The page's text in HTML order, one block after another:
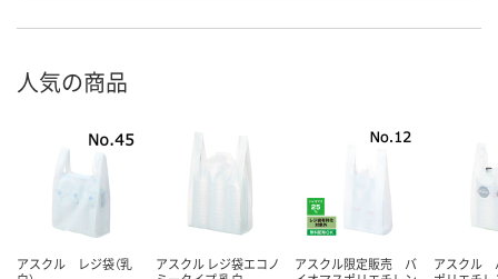
人気の商品
アスクル レジ袋（乳
アスクル レジ袋エコノ
アスクル限定販売 バ
アスクル